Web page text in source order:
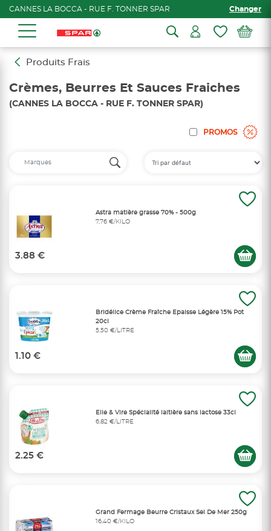
CANNES LA BOCCA - RUE F. TONNER SPAR Changer
Produits Frais
Crèmes, Beurres Et Sauces Fraiches
(CANNES LA BOCCA - RUE F. TONNER SPAR)
PROMOS
Astra matière grasse 70% - 500g
7,76 €/KILO
3.88 €
Bridélice Crème Fraîche Epaisse Légère 15% Pot
20cl
5,50 €/LITRE
1.10 €
Elle & Vire Spécialité laitière sans lactose 33cl
6,82 €/LITRE
2.25 €
Grand Fermage Beurre Cristaux Sel De Mer 250g
16,40 €/KILO